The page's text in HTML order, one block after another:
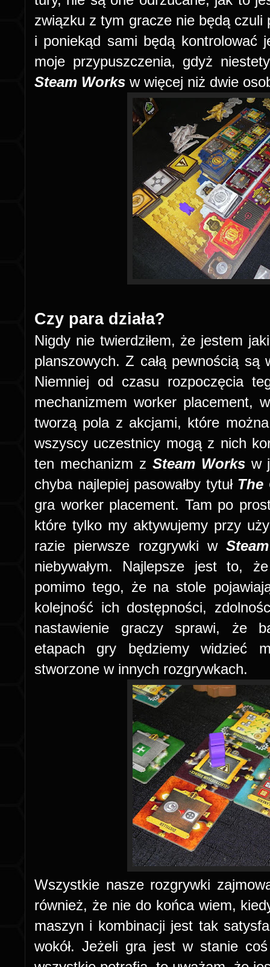
związku z tym gracze nie będą
i poniekąd sami będą kontrolować
moje przypuszczenia, gdyż
Steam Works w więcej niż dwie
Czy para działa?
Nigdy nie twierdziłem, że jestem
planszowych. Z całą pewnością
Niemniej od czasu rozpoczęcia
mechanizmem worker placement,
tworzą pola z akcjami, które
wszyscy uczestnicy mogą z nich
ten mechanizm z Steam Worksw
chyba najlepiej pasowałby tytuł The
gra worker placement. Tam po
które tylko my aktywujemy przy
razie pierwsze rozgrywki w
niebywałym. Najlepsze jest to,
pomimo tego, że na stole
kolejność ich dostępności,
nastawienie graczy sprawi, że
etapach gry będziemy widzieć
stworzone w innych rozgrywkach.
Wszystkie nasze rozgrywki
również, że nie do końca wiem,
maszyn i kombinacji jest tak
wokół. Jeżeli gra jest w stanie